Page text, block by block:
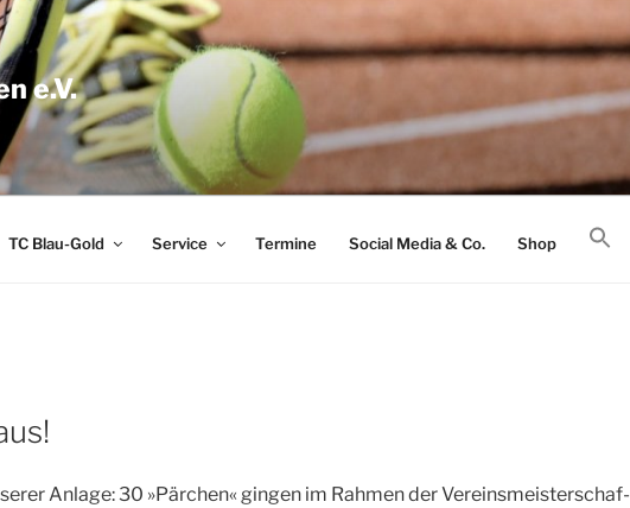
e.V.
TC Blau-Gold Service Termine Social Media & Co. Shop
Anla­ge: 30 »Pär­chen« gin­gen im Rah­men der Ver­eins­meis­ter­schaf­